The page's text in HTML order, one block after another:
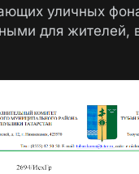
уличных
для жителей,